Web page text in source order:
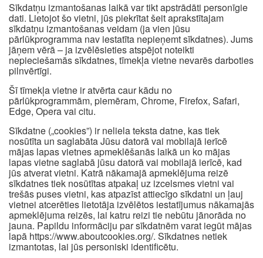
Sīkdatņu izmantošanas laikā var tikt apstrādāti personīgie
dati. Lietojot šo vietni, jūs piekrītat šeit aprakstītajam
sīkdatņu izmantošanas veidam (ja vien jūsu
pārlūkprogramma nav iestatīta nepieņemt sīkdatnes). Jums
jāņem vērā – ja izvēlēsieties atspējot noteikti
nepieciešamās sīkdatnes, tīmekļa vietne nevarēs darboties
pilnvērtīgi.
Šī tīmekļa vietne ir atvērta caur kādu no
pārlūkprogrammām, piemēram, Chrome, Firefox, Safari,
Edge, Opera vai citu.
Sīkdatne („cookies”) ir neliela teksta datne, kas tiek
nosūtīta un saglabāta Jūsu datorā vai mobilajā ierīcē
mājas lapas vietnes apmeklēšanās laikā un ko mājas
lapas vietne saglabā jūsu datorā vai mobilajā ierīcē, kad
jūs atverat vietni. Katrā nākamajā apmeklējuma reizē
sīkdatnes tiek nosūtītas atpakaļ uz izcelsmes vietni vai
trešās puses vietni, kas atpazīst attiecīgo sīkdatni un ļauj
vietnei atcerēties lietotāja izvēlētos iestatījumus nākamajās
apmeklējuma reizēs, lai katru reizi tie nebūtu jānorāda no
jauna. Papildu informāciju par sīkdatnēm varat iegūt mājas
lapā https://www.aboutcookies.org/. Sīkdatnes netiek
izmantotas, lai jūs personiski identificētu.